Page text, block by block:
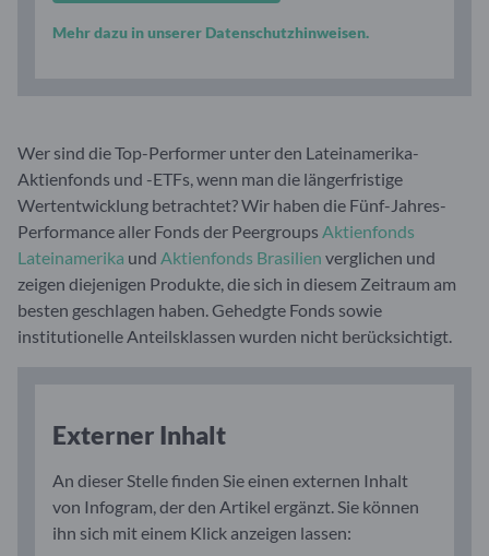
Mehr dazu in unserer Datenschutzhinweisen.
Wer sind die Top-Performer unter den Lateinamerika-
Aktienfonds und -ETFs, wenn man die längerfristige
Wertentwicklung betrachtet? Wir haben die Fünf-Jahres-
Performance aller Fonds der Peergroups Aktienfonds
Lateinamerika und Aktienfonds Brasilien verglichen und
zeigen diejenigen Produkte, die sich in diesem Zeitraum am
besten geschlagen haben. Gehedgte Fonds sowie
institutionelle Anteilsklassen wurden nicht berücksichtigt.
Externer Inhalt
An dieser Stelle finden Sie einen externen Inhalt
von Infogram, der den Artikel ergänzt. Sie können
ihn sich mit einem Klick anzeigen lassen: